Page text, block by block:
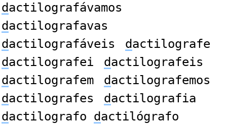
dactilografávamos
dactilografavas
dactilografáveis dactilografe
dactilografei dactilografeis
dactilografem dactilografemos
dactilografes dactilografia
dactilografo dactilógrafo